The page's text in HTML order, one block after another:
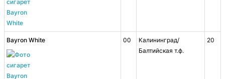
Bayron White 00
Калининград/
Балтийская т.ф.
20